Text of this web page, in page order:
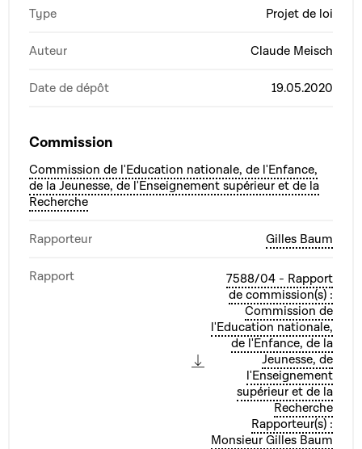
Type Projet de loi
Auteur Claude Meisch
Date de dépôt 19.05.2020
Commission
Commission de l'Education nationale, de l'Enfance,
de la Jeunesse, de l'Enseignement supérieur et de la
Recherche
Rapporteur Gilles Baum
Rapport
7588/04 - Rapport
de commission(s) :
Commission de
l'Education nationale,
de l'Enfance, de la
Jeunesse, de
l'Enseignement
supérieur et de la
Recherche
Rapporteur(s) :
Monsieur Gilles Baum